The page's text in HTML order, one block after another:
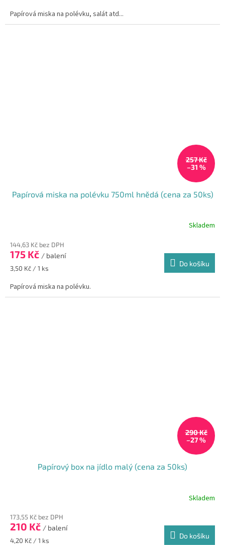
Papírová miska na polévku, salát atd...
257 Kč
–31 %
Papírová miska na polévku 750ml hnědá (cena za 50ks)
Skladem
144,63 Kč bez DPH
175 Kč / balení
Měrná
3,50 Kč / 1 ks
Do košíku
Papírová miska na polévku.
290 Kč
–27 %
Papírový box na jídlo malý (cena za 50ks)
Skladem
173,55 Kč bez DPH
210 Kč / balení
Měrná
4,20 Kč / 1 ks
Do košíku